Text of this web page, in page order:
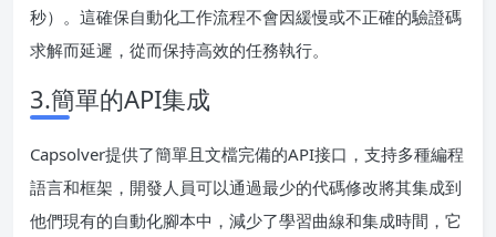
秒）。這確保自動化工作流程不會因緩慢或不正確的驗證碼
求解而延遲，從而保持高效的任務執行。
3.簡單的API集成
Capsolver提供了簡單且文檔完備的API接口，支持多種編程
語言和框架，開發人員可以通過最少的代碼修改將其集成到
他們現有的自動化腳本中，減少了學習曲線和集成時間，它